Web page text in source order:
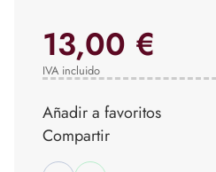
13,00 €
IVA incluido
Añadir a favoritos
Compartir